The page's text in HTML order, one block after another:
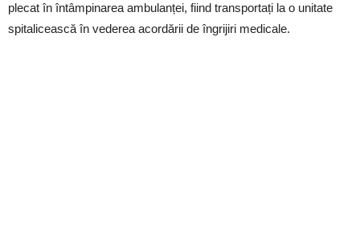
plecat în întâmpinarea ambulanței, fiind transportați la o unitate
spitalicească în vederea acordării de îngrijiri medicale.